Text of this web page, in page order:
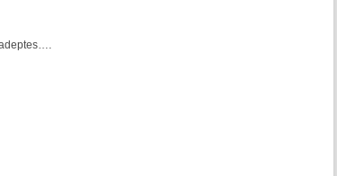
adeptes….